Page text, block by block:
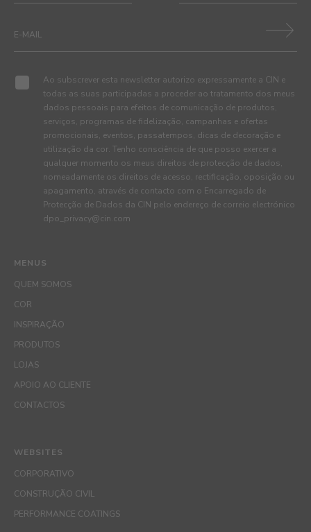
MENUS
QUEM SOMOS
COR
INSPIRAÇÃO
PRODUTOS
LOJAS
APOIO AO CLIENTE
CONTACTOS
Ao subscrever esta newsletter autorizo expressamente a CIN e
todas as suas participadas a proceder ao tratamento dos meus
dados pessoais para efeitos de comunicação de produtos,
serviços, programas de fidelização, campanhas e ofertas
promocionais, eventos, passatempos, dicas de decoração e
utilização da cor. Tenho consciência de que posso exercer a
qualquer momento os meus direitos de protecção de dados,
nomeadamente os direitos de acesso, rectificação, oposição ou
apagamento, através de contacto com o Encarregado de
Protecção de Dados da CIN pelo endereço de correio electrónico
dpo_privacy@cin.com
WEBSITES
CORPORATIVO
CONSTRUÇÃO CIVIL
PERFORMANCE COATINGS